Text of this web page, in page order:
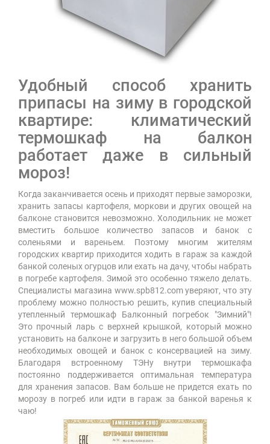
Удобный способ хранить
припасы на зиму в городской
квартире: климатический
термошкаф на балкон
работает даже в сильный
мороз!
Когда заканчивается осень и приходят первые заморозки,
хранить запасы картофеля, моркови и других овощей на
балконе становится невозможно. Холодильник не может
вместить большое количество запасов и банок с
соленьями и вареньем. Поэтому многим жителям
городских квартир приходится ходить в гараж за каждой
банкой соленых огурцов или ехать на дачу, чтобы набрать
в погребе картофеля. Зимой это особенно тяжело делать.
Специалисты магазина www.spb812.com уверяют, что эту
проблему можно полностью решить, купив специальный
утепленный термошкаф Балконный погребок "Зимний"!
Это прочный ларь с верхней крышкой, который можно
установить на балконе и загрузить в него большой объем
необходимых овощей и банок с консервацией на зиму.
Благодаря встроенному ТЭНу внутри термошкафа
постоянно поддерживается оптимальная температура
для хранения запасов. Вам больше не придется ехать по
морозу в погреб или идти в гараж за банкой варенья к
чаю!